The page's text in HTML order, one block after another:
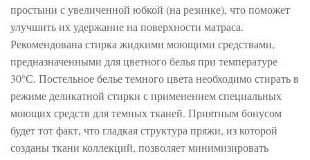
простыни с увеличенной юбкой (на резинке), что поможет
улучшить их удержание на поверхности матраса.
Рекомендована стирка жидкими моющими средствами,
предназначенными для цветного белья при температуре
30°С. Постельное белье темного цвета необходимо стирать в
режиме деликатной стирки с применением специальных
моющих средств для темных тканей. Приятным бонусом
будет тот факт, что гладкая структура пряжи, из которой
созданы ткани коллекций, позволяет минимизировать